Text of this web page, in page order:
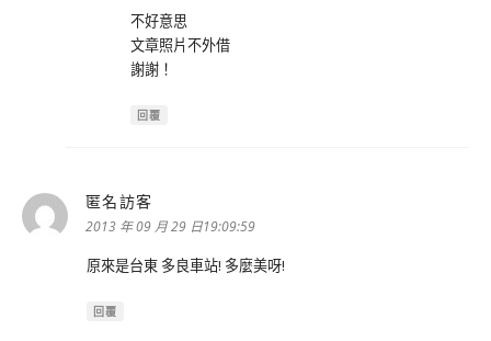
不好意思
文章照片不外借
謝謝！
回覆
匿名訪客
示:
2013 年 09 月 29 日19:09:59
原來是台東 多良車站! 多麼美呀!
回覆